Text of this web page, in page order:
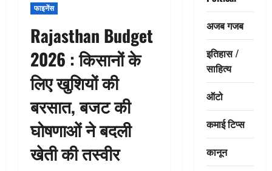
फाइनेंस
Rajasthan Budget
2026 : किसानों के
लिए खुशियों की
बरसात, बजट की
घोषणाओं ने बदली
खेती की तस्वीर
अजब गजब
इतिहास /
साहित्य
ऑटो
कमाई टिप्स
कानून